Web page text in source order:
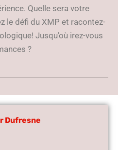
Quelle sera votre
le défi du XMP et racontez-
Jusqu’où irez-vous
?
Dufresne